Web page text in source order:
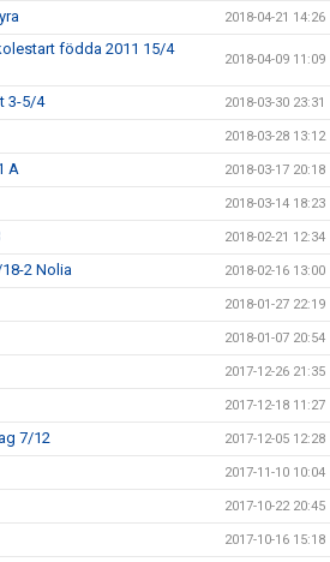
2018-04-21 14:26
födda 2011 15/4
2018-04-09 11:09
3-5/4 2018-03-30 23:31
2018-03-28 13:12
A 2018-03-17 20:18
2018-03-14 18:23
2018-02-21 12:34
2 Nolia 2018-02-16 13:00
2018-01-27 22:19
2018-01-07 20:54
2017-12-26 21:35
2017-12-18 11:27
7/12 2017-12-05 12:28
2017-11-10 10:04
2017-10-22 20:45
2017-10-16 15:18